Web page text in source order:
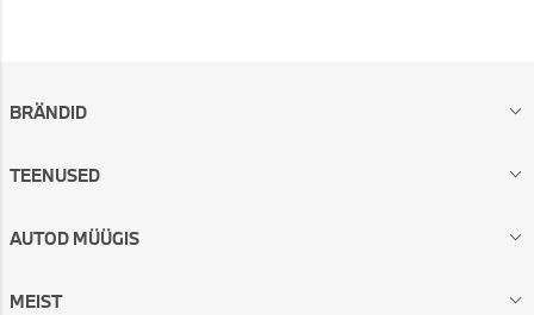
BRÄNDID
TEENUSED
AUTOD MÜÜGIS
MEIST